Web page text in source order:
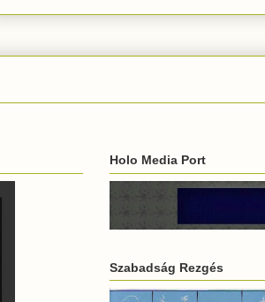
Holo Media Port
Szabadság Rezgés